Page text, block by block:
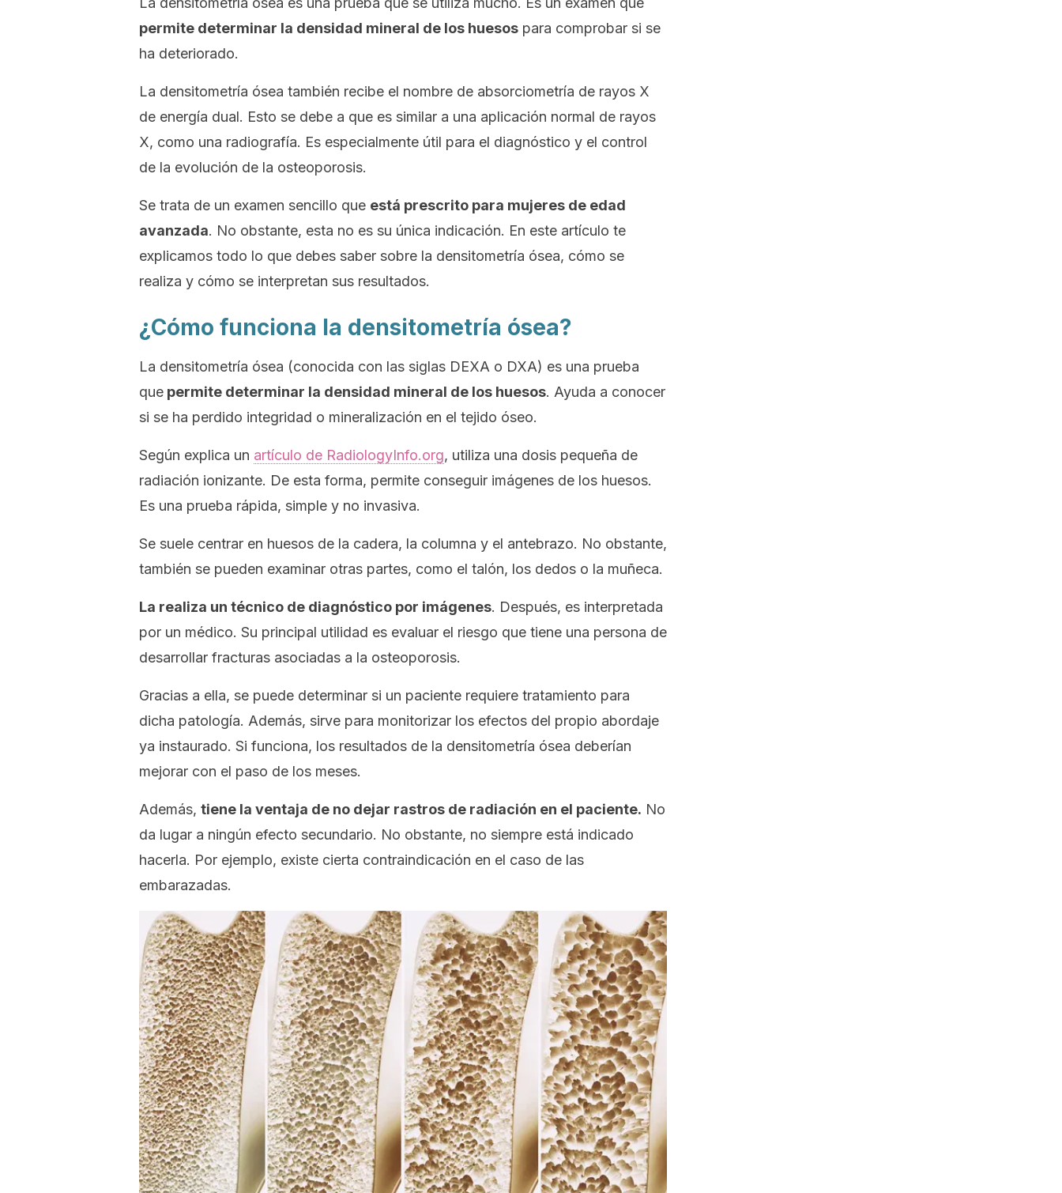
permite determinar la densidad mineral de los huesos para comprobar si se
ha deteriorado.
La densitometría ósea también recibe el nombre de absorciometría de rayos X
de energía dual. Esto se debe a que es similar a una aplicación normal de rayos
X, como una radiografía. Es especialmente útil para el diagnóstico y el control
de la evolución de la osteoporosis.
Se trata de un examen sencillo que está prescrito para mujeres de edad
avanzada. No obstante, esta no es su única indicación. En este artículo te
explicamos todo lo que debes saber sobre la densitometría ósea, cómo se
realiza y cómo se interpretan sus resultados.
¿Cómo funciona la densitometría ósea?
La densitometría ósea (conocida con las siglas DEXA o DXA) es una prueba
que permite determinar la densidad mineral de los huesos. Ayuda a conocer
si se ha perdido integridad o mineralización en el tejido óseo.
Según explica un artículo de RadiologyInfo.org, utiliza una dosis pequeña de
radiación ionizante. De esta forma, permite conseguir imágenes de los huesos.
Es una prueba rápida, simple y no invasiva.
Se suele centrar en huesos de la cadera, la columna y el antebrazo. No obstante,
también se pueden examinar otras partes, como el talón, los dedos o la muñeca.
La realiza un técnico de diagnóstico por imágenes. Después, es interpretada
por un médico. Su principal utilidad es evaluar el riesgo que tiene una persona de
desarrollar fracturas asociadas a la osteoporosis.
Gracias a ella, se puede determinar si un paciente requiere tratamiento para
dicha patología. Además, sirve para monitorizar los efectos del propio abordaje
ya instaurado. Si funciona, los resultados de la densitometría ósea deberían
mejorar con el paso de los meses.
Además, tiene la ventaja de no dejar rastros de radiación en el paciente. No
da lugar a ningún efecto secundario. No obstante, no siempre está indicado
hacerla. Por ejemplo, existe cierta contraindicación en el caso de las
embarazadas.